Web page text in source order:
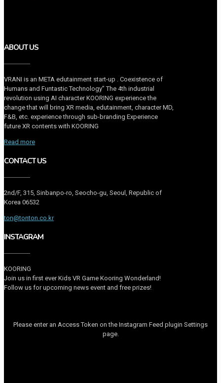
ABOUT US
VRANI is an META edutainment start-up . Coexistence of
Humans and Funtastic Technology” The 4th industrial
revolution using AI character KOORING experience the
change that will bring XR media, edutainment, character MD,
F&B, etc. experience through sub-branding Experience
future XR contents with KOORING
Read more
CONTACT US
2nd/F, 315, Sinbanpo-ro, Seocho-gu, Seoul, Republic of
Korea 06532
ton@tonton.co.kr
INSTAGRAM
KOORING
Join us in first ever Kids VR Game Kooring Wonderland!
Follow us for upcoming news event and free prizes!
Please enter an Access Token on the Instagram Feed plugin Settings
page.